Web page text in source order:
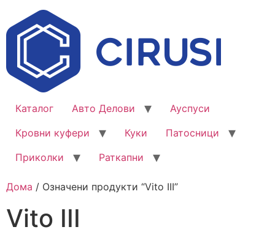
Каталог Авто Делови
Ауспуси
Кровни куфери
Куки
Патосници
Приколки
Раткапни
Дома / Означени продукти “Vito III”
Vito III